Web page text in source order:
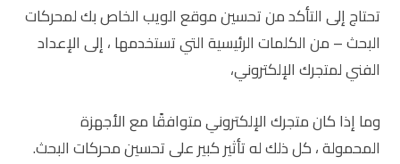
تحتاج إلى التأكد من تحسين موقع الويب الخاص بك لمحركات
البحث – من الكلمات الرئيسية التي تستخدمها ، إلى الإعداد
الفني لمتجرك الإلكتروني،
وما إذا كان متجرك الإلكتروني متوافقًا مع الأجهزة
المحمولة ، كل ذلك له تأثير كبير على تحسين محركات البحث.